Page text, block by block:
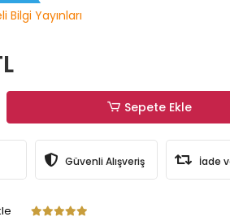
Bilgi Yayınları
Sepete Ekle
Güvenli Alışveriş İade